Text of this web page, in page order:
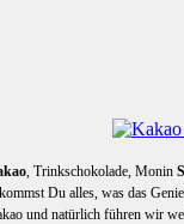
, Trinkschokolade, Monin
Du alles, was das
und natürlich führen wir